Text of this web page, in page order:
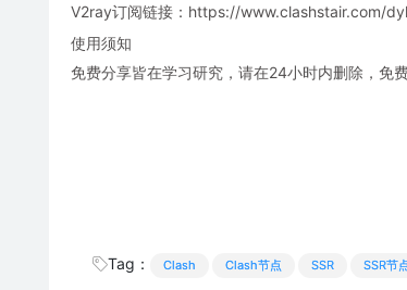
V2ray订阅链接：https://www.clashstair.com/
使用须知
免费分享皆在学习研究，请在24小时内删除，免
Tag： Clash Clash节点 SSR SSR节